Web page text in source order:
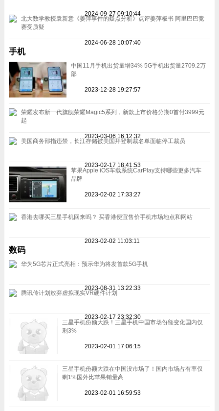
2024-09-27 09:10:44
北大数学教授袁新意《姜萍事件的疑点分析》点评姜萍板书 阿里巴巴竞
赛受质疑
2024-06-28 10:07:40
手机
中国11月手机出货量增34% 5G手机出货量2709.2万
部
2023-12-28 19:27:57
荣耀发布新一代旗舰荣耀Magic5系列，新款上市价格分期0首付3999元
起
2023-03-06 16:12:32
美国商务部指违禁，长江存储被美国拜登制裁名单面临停工裁员
2023-02-17 18:41:53
苹果Apple iOS车载系统CarPlay支持哪些更多汽车
品牌
2023-02-02 17:33:27
香港去哪买三星手机回来吗？ 买香港便宜售价手机市场地点和网站
2023-02-02 11:03:11
数码
华为5G芯片正式亮相：预示华为将发首款5G手机
2023-08-31 13:22:33
腾讯传计划放弃虚拟现实VR硬件计划
2023-02-17 23:32:30
三星手机份额大跌！三星手机中国市场份额变化国内仅
剩3%
2023-02-01 17:06:15
三星手机份额大跌在中国没市场了！国内市场占有率仅
剩1%国外比苹果销量高
2023-02-01 16:59:53